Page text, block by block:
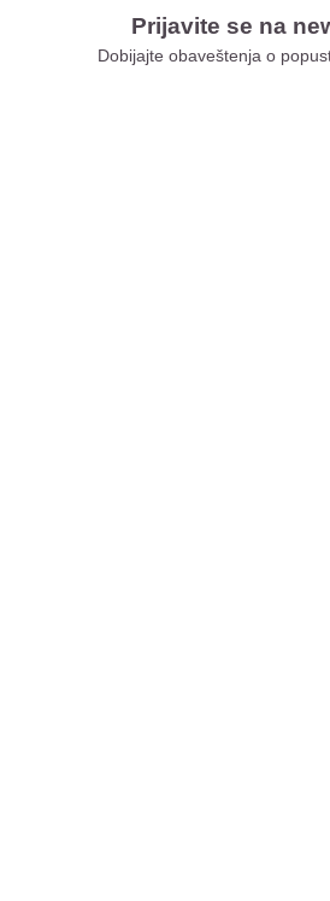
Prijavite se na
Dobijajte obaveštenja o